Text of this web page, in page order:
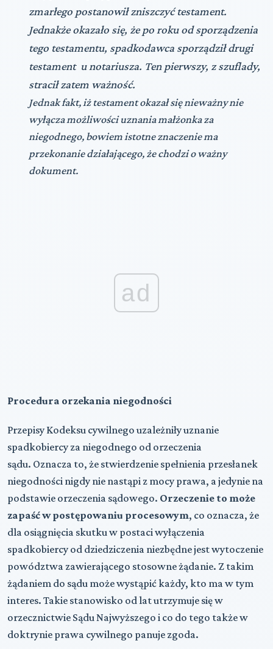
zmarłego postanowił zniszczyć testament.
Jednakże okazało się, że po roku od sporządzenia
tego testamentu, spadkodawca sporządził drugi
testament u notariusza. Ten pierwszy, z szuflady,
stracił zatem ważność.
Jednak fakt, iż testament okazał się nieważny nie
wyłącza możliwości uznania małżonka za
niegodnego, bowiem istotne znaczenie ma
przekonanie działającego, że chodzi o ważny
dokument.
ad
Procedura orzekania niegodności
Przepisy Kodeksu cywilnego uzależniły uznanie
spadkobiercy za niegodnego od orzeczenia
sądu. Oznacza to, że stwierdzenie spełnienia przesłanek
niegodności nigdy nie nastąpi z mocy prawa, a jedynie na
podstawie orzeczenia sądowego. Orzeczenie to może
zapaść w postępowaniu procesowym, co oznacza, że
dla osiągnięcia skutku w postaci wyłączenia
spadkobiercy od dziedziczenia niezbędne jest wytoczenie
powództwa zawierającego stosowne żądanie. Z takim
żądaniem do sądu może wystąpić każdy, kto ma w tym
interes. Takie stanowisko od lat utrzymuje się w
orzecznictwie Sądu Najwyższego i co do tego także w
doktrynie prawa cywilnego panuje zgoda.